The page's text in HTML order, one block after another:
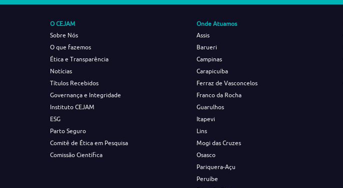
O CEJAM
Sobre Nós
O que fazemos
Ética e Transparência
Notícias
Títulos Recebidos
Governança e Integridade
Instituto CEJAM
ESG
Parto Seguro
Comitê de Ética em Pesquisa
Comissão Científica
Onde Atuamos
Assis
Barueri
Campinas
Carapicuíba
Ferraz de Vasconcelos
Franco da Rocha
Guarulhos
Itapevi
Lins
Mogi das Cruzes
Osasco
Pariquera-Açu
Peruíbe